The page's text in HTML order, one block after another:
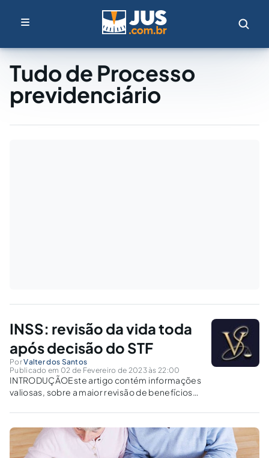
Tudo de Processo
previdenciário
INSS: revisão da vida toda
após decisão do STF
PorValter dos Santos
Publicado em 02 de Fevereiro de 2023 às 22:00
INTRODUÇÃOEste artigo contém informações
valiosas, sobre a maior revisão de benefícios
brasileiro.Nesta obra, eu explico, em detalhes,
como aposentados e pensionistas do INSS,
que recebem apenas um salário mínimo,
podem passar a receber o teto...